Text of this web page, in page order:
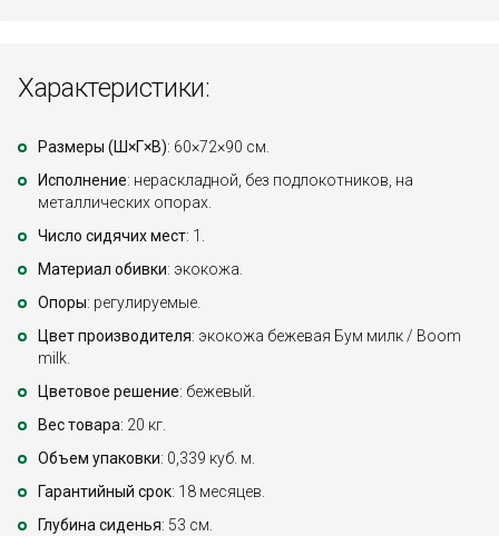
Характеристики:
Размеры (Ш×Г×В): 60×72×90 см.
Исполнение: нераскладной, без подлокотников, на
металлических опорах.
Число сидячих мест: 1.
Материал обивки: экокожа.
Опоры: регулируемые.
Цвет производителя: экокожа бежевая Бум милк / Boom
milk.
Цветовое решение: бежевый.
Вес товара: 20 кг.
Объем упаковки: 0,339 куб. м.
Гарантийный срок: 18 месяцев.
Глубина сиденья: 53 см.